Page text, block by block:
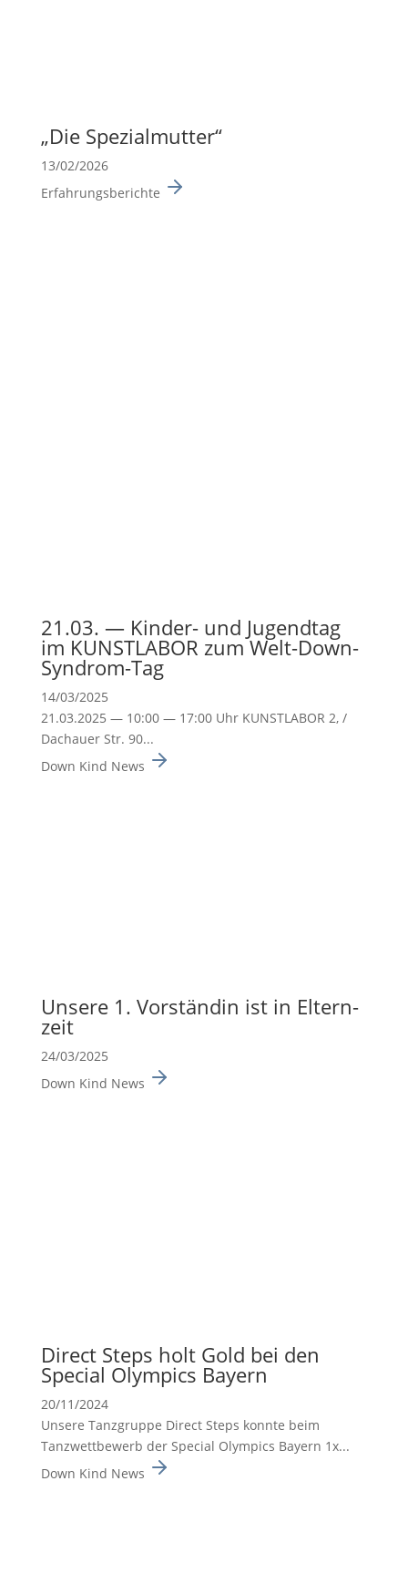
„Die Spezi­al­mutter“
13/02/2026
Erfahrungsberichte
21.03. — Kinder- und Jugendtag
im KUNSTLABOR zum Welt-Down-
Syndrom-Tag
14/03/2025
21.03.2025 — 10:00 — 17:00 Uhr KUNSTLABOR 2, /
Dachauer Str. 90...
Down Kind News
Unsere 1. Vorständin ist in Eltern­
zeit
24/03/2025
Down Kind News
Direct Steps holt Gold bei den
Special Olympics Bayern
20/11/2024
Unsere Tanzgruppe Direct Steps konnte beim
Tanzwett­be­werb der Special Olympics Bayern 1x...
Down Kind News